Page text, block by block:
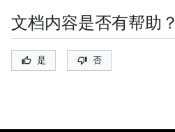
文档内容是否有帮助？
是 否